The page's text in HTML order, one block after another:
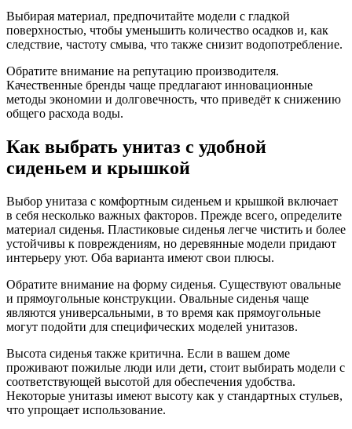
Выбирая материал, предпочитайте модели с гладкой
поверхностью, чтобы уменьшить количество осадков и, как
следствие, частоту смыва, что также снизит водопотребление.
Обратите внимание на репутацию производителя.
Качественные бренды чаще предлагают инновационные
методы экономии и долговечность, что приведёт к снижению
общего расхода воды.
Как выбрать унитаз с удобной
сиденьем и крышкой
Выбор унитаза с комфортным сиденьем и крышкой включает
в себя несколько важных факторов. Прежде всего, определите
материал сиденья. Пластиковые сиденья легче чистить и более
устойчивы к повреждениям, но деревянные модели придают
интерьеру уют. Оба варианта имеют свои плюсы.
Обратите внимание на форму сиденья. Существуют овальные
и прямоугольные конструкции. Овальные сиденья чаще
являются универсальными, в то время как прямоугольные
могут подойти для специфических моделей унитазов.
Высота сиденья также критична. Если в вашем доме
проживают пожилые люди или дети, стоит выбирать модели с
соответствующей высотой для обеспечения удобства.
Некоторые унитазы имеют высоту как у стандартных стульев,
что упрощает использование.